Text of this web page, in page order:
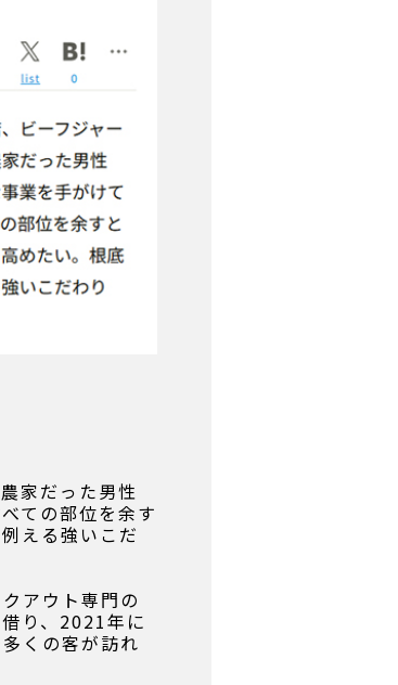
家だった男性
ての部位を余す
える強いこだ
アウト専門の
り、2021年に
くの客が訪れ